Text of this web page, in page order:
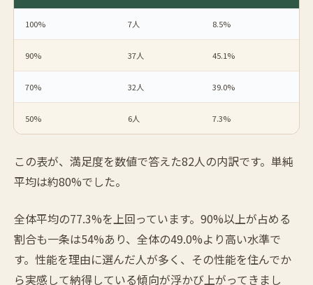
100% 7人 8.5%
90% 37人 45.1%
70% 32人 39.0%
50% 6人 7.3%
この表が、満足度を数値で答えた82人の内訳です。単純
平均は約80%でした。
全体平均の77.3%を上回っています。90%以上が占める
割合も一条は54%あり、全体の49.0%より高い水準で
す。性能を理由に選んだ人が多く、その性能を住んでか
ら実感して納得している傾向が浮かび上がってきまし